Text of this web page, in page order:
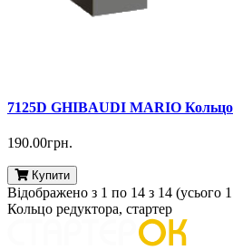
7125D GHIBAUDI MARIO Кольцо
190.00грн.
Купити
Відображено з 1 по 14 з 14 (усього
Кольцо редуктора, стартер